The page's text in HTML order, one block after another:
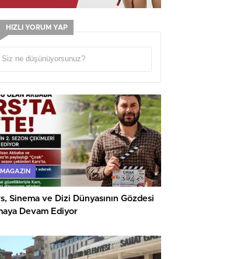
HIZLI YORUM YAP
MAGAZIN
Sinema ve Dizi Dünyasının Gözdesi
Devam Ediyor